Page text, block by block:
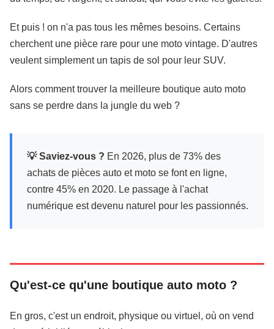
Et puis ! on n'a pas tous les mêmes besoins. Certains
cherchent une pièce rare pour une moto vintage. D'autres
veulent simplement un tapis de sol pour leur SUV.
Alors comment trouver la meilleure boutique auto moto
sans se perdre dans la jungle du web ?
💡 Saviez-vous ? En 2026, plus de 73% des
achats de pièces auto et moto se font en ligne,
contre 45% en 2020. Le passage à l'achat
numérique est devenu naturel pour les passionnés.
Qu'est-ce qu'une boutique auto moto ?
En gros, c'est un endroit, physique ou virtuel, où on vend